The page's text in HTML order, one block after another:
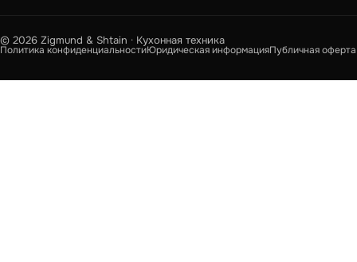
© 2026 Zigmund & Shtain · Кухонная техника
Политика конфиденциальностиЮридическая информацияПубличная оферта